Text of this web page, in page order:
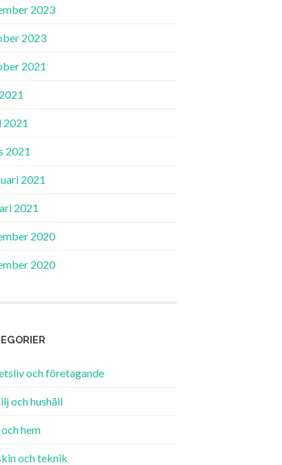
2023
2023
2021
2021
2021
2021
2021
2020
2020
och företagande
och hushåll
hem
och teknik